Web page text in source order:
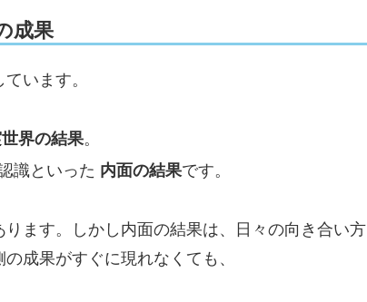
成果
います。
界の結果。
識といった 内面の結果です。
ます。しかし内面の結果は、日々の向き合い方
成果がすぐに現れなくても、